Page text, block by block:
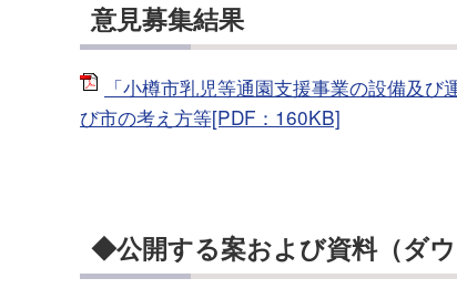
意見募集結果
「小樽市乳児等通園支援事業の設備及
び市の考え方等[PDF：160KB]
◆公開する案および資料（ダウ